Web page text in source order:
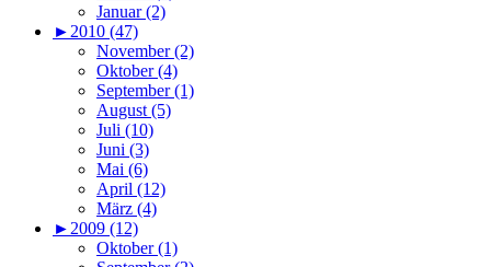
Januar (2)
► 2010 (47)
November (2)
Oktober (4)
September (1)
August (5)
Juli (10)
Juni (3)
Mai (6)
April (12)
März (4)
► 2009 (12)
Oktober (1)